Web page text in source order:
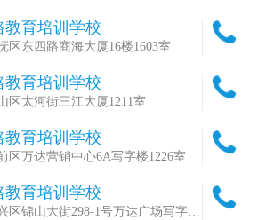
育培训学校
区东四路商海大厦16楼1603室
育培训学校
区太河街三江大厦1211室
育培训学校
区万达营销中心6A写字楼1226室
育培训学校
区锦山大街298-1号万达广场写字楼